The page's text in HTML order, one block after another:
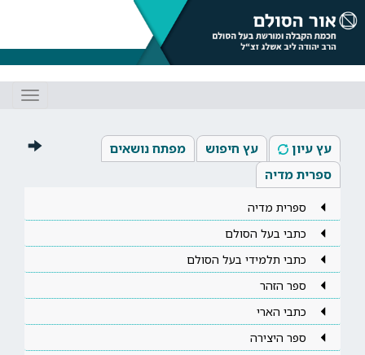
עץ עיון עץ חיפוש
מפתח נושאים
ספרית מדיה
ספרית מדיה
כתבי בעל הסולם
כתבי תלמידי בעל הסולם
ספר הזהר
כתבי הארי
ספר היצירה